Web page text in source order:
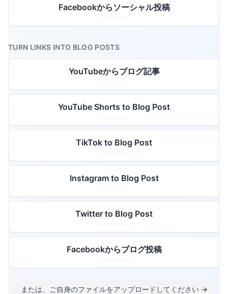
Facebookからソーシャル投稿
TURN LINKS INTO BLOG POSTS
YouTubeからブログ記事
YouTube Shorts to Blog Post
TikTok to Blog Post
Instagram to Blog Post
Twitter to Blog Post
Facebookからブログ投稿
または、ご自身のファイルをアップロードしてください→